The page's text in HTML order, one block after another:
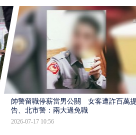
帥警留職停薪當男公關 女客遭詐百萬提
告、北市警：兩大過免職
2026-07-17 10:56